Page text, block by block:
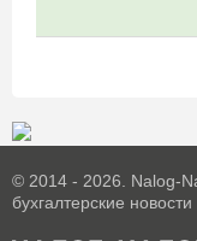
© 2014 - 2026. Nalog-
бухгалтерские новости